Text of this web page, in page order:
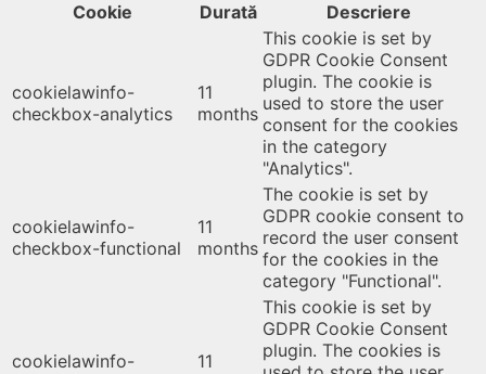
Cookie
Durată Descriere
cookielawinfo-
checkbox-analytics
11
months
This cookie is set by
GDPR Cookie Consent
plugin. The cookie is
used to store the user
consent for the cookies
in the category
"Analytics".
cookielawinfo-
checkbox-functional
11
months
The cookie is set by
GDPR cookie consent to
record the user consent
for the cookies in the
category "Functional".
cookielawinfo-
11
This cookie is set by
GDPR Cookie Consent
plugin. The cookies is